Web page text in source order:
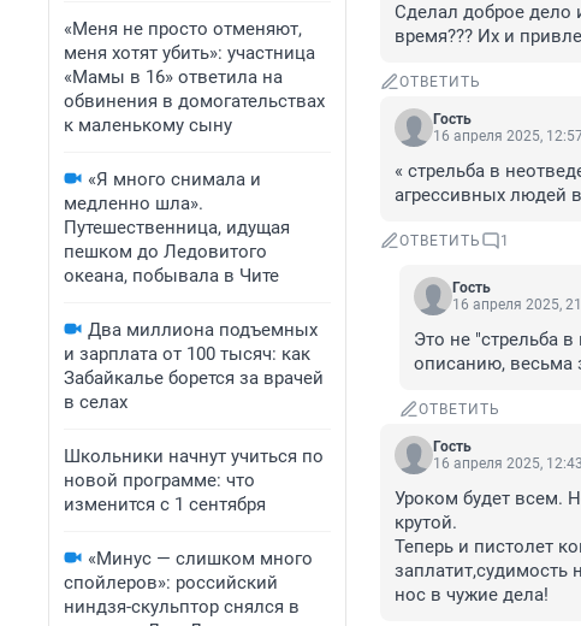
«Меня не просто отменяют,
меня хотят убить»: участница
«Мамы в 16» ответила на
обвинения в домогательствах
к маленькому сыну
«Я много снимала и
медленно шла».
Путешественница, идущая
пешком до Ледовитого
океана, побывала в Чите
Два миллиона подъемных
и зарплата от 100 тысяч: как
Забайкалье борется за врачей
в селах
Школьники начнут учиться по
новой программе: что
изменится с 1 сентября
«Минус — слишком много
спойлеров»: российский
ниндзя-скульптор снялся в
Сделал доброе дело
время??? Их и
ОТВЕТИТЬ
Гость
16 апреля 2025,
« стрельба в
агрессивных людей
ОТВЕТИТЬ 1
Гость
16 апреля 2025,
Это не "стрельба
описанию, весьма
ОТВЕТИТЬ
Гость
16 апреля 2025, 12:43
Уроком будет всем.
крутой.
Теперь и пистолет
нос в чужие дела!